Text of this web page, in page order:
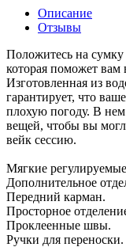
Описание
Отзывы
Положитесь на сумку
которая поможет
Изготовленная из
гарантирует, что
плохую погоду. В
вещей, чтобы вы
вейк сессию.
Мягкие
Дополнительное
Передний карман.
Просторное
Проклеенные швы.
Ручки для переноски.